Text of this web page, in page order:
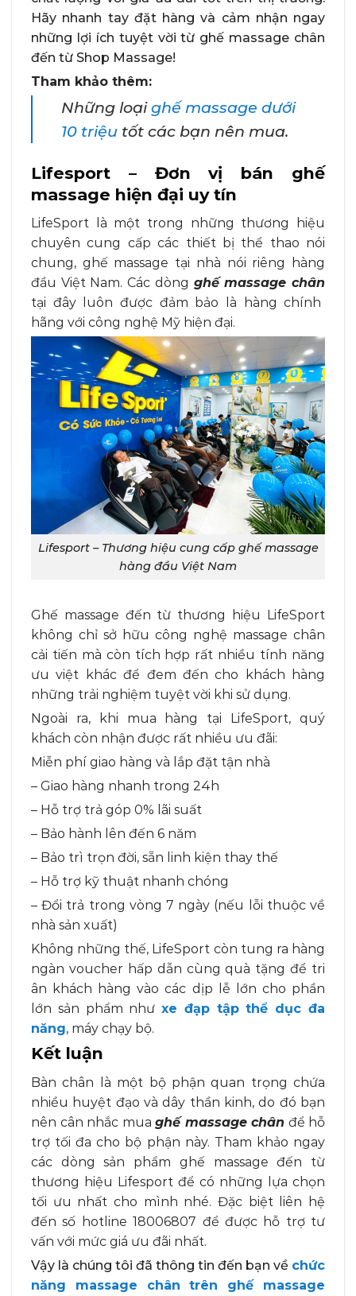
Hãy nhanh tay đặt hàng và cảm nhận ngay
những lợi ích tuyệt vời từ ghế massage chân
đến từ Shop Massage!
Tham khảo thêm:
Những loạighế massage dưới
10 triệu tốt các bạn nên mua.
Lifesport – Đơn vị bán ghế
massage hiện đại uy tín
LifeSport là một trong những thương hiệu
chuyên cung cấp các thiết bị thể thao nói
chung, ghế massage tại nhà nói riêng hàng
đầu Việt Nam. Các dòng ghế massage chân
tại đây luôn được đảm bảo là hàng chính
hãng với công nghệ Mỹ hiện đại.
Lifesport – Thương hiệu cung cấp ghế massage
hàng đầu Việt Nam
Ghế massage đến từ thương hiệu LifeSport
không chỉ sở hữu công nghệ massage chân
cải tiến mà còn tích hợp rất nhiều tính năng
ưu việt khác để đem đến cho khách hàng
những trải nghiệm tuyệt vời khi sử dụng.
Ngoài ra, khi mua hàng tại LifeSport, quý
khách còn nhận được rất nhiều ưu đãi:
Miễn phí giao hàng và lắp đặt tận nhà
– Giao hàng nhanh trong 24h
– Hỗ trợ trả góp 0% lãi suất
– Bảo hành lên đến 6 năm
– Bảo trì trọn đời, sẵn linh kiện thay thế
– Hỗ trợ kỹ thuật nhanh chóng
– Đổi trả trong vòng 7 ngày (nếu lỗi thuộc về
nhà sản xuất)
Không những thế, LifeSport còn tung ra hàng
ngàn voucher hấp dẫn cùng quà tặng để tri
ân khách hàng vào các dịp lễ lớn cho phần
lớn sản phẩm nhưxe đạp tập thể dục đa
năng, máy chạy bộ.
Kết luận
Bàn chân là một bộ phận quan trọng chứa
nhiều huyệt đạo và dây thần kinh, do đó bạn
nên cân nhắc mua ghế massage chân để hỗ
trợ tối đa cho bộ phận này. Tham khảo ngay
các dòng sản phẩm ghế massage đến từ
thương hiệu Lifesport để có những lựa chọn
tối ưu nhất cho mình nhé. Đặc biệt liên hệ
đến số hotline 18006807 để được hỗ trợ tư
vấn với mức giá ưu đãi nhất.
Vậy là chúng tôi đã thông tin đến bạn về chức
năng massage chân trên ghế massage